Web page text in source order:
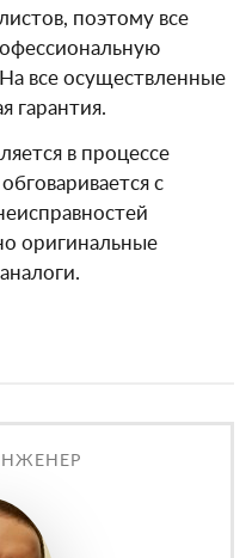
поэтому все
все осуществленные
гарантия.
в процессе
с
оригинальные